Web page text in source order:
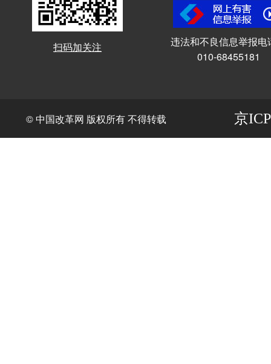
扫码加关注
违法和不良信息举报电
010-68455181
© 中国改革网 版权所有 不得转载 京